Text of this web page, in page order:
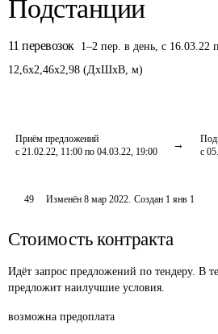
Подстанции
11 перевозок 1–2 пер. в день, с 16.03.22
12,6x2,46x2,98 (ДxШxВ, м)
Приём предложений
с 21.02.22, 11:00 по 04.03.22, 19:00
с
49 Изменён8 мар 2022. Создан 1 янв 1
Стоимость контракта
Идёт запрос предложений по тендеру. В
предложит наилучшие условия.
возможна предоплата